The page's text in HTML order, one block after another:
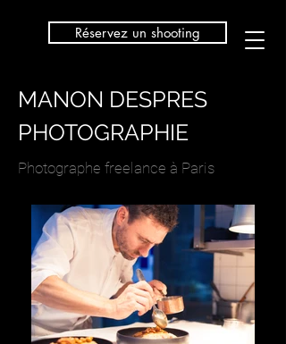
Réservez un shooting
MANON DESPRES
PHOTOGRAPHIE
Photographe freelance à Paris